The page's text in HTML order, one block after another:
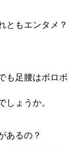
ともエンタメ？
も足腰はボロボ
しょうか。
あるの？